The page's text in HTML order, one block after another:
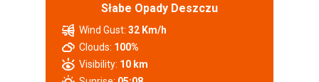
Słabe Opady Deszczu
Wind Gust: 32 Km/h
Clouds: 100%
Visibility: 10 km